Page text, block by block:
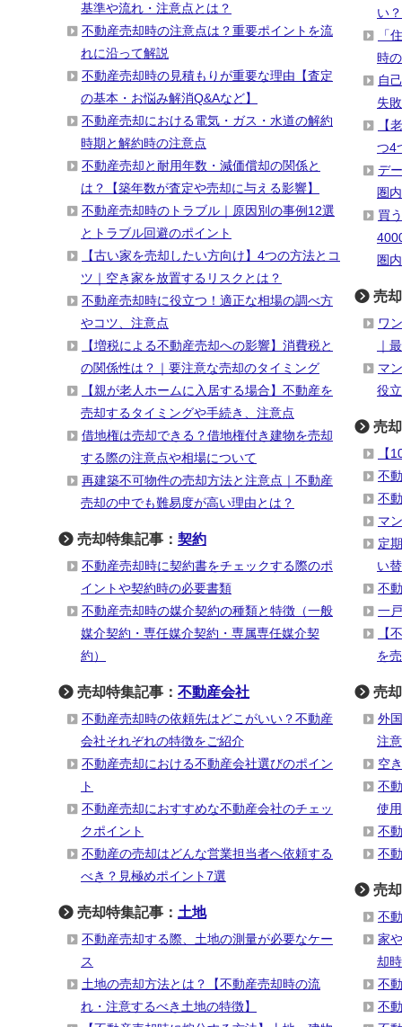
基準や流れ・注意点とは？
不動産売却時の注意点は？重要ポイントを流
れに沿って解説
不動産売却時の見積もりが重要な理由【査定
の基本・お悩み解消Q&Aなど】
不動産売却における電気・ガス・水道の解約
時期と解約時の注意点
不動産売却と耐用年数・減価償却の関係と
は？【築年数が査定や売却に与える影響】
不動産売却時のトラブル｜原因別の事例12選
とトラブル回避のポイント
【古い家を売却したい方向け】4つの方法とコ
ツ｜空き家を放置するリスクとは？
不動産売却時に役立つ！適正な相場の調べ方
やコツ、注意点
【増税による不動産売却への影響】消費税と
の関係性は？｜要注意な売却のタイミング
【親が老人ホームに入居する場合】不動産を
売却するタイミングや手続き、注意点
借地権は売却できる？借地権付き建物を売却
する際の注意点や相場について
再建築不可物件の売却方法と注意点｜不動産
売却の中でも難易度が高い理由とは？
売却特集記事： 契約
不動産売却時に契約書をチェックする際のポ
イントや契約時の必要書類
不動産売却時の媒介契約の種類と特徴（一般
媒介契約・専任媒介契約・専属専任媒介契
約）
売却特集記事： 不動産会社
不動産売却時の依頼先はどこがいい？不動産
会社それぞれの特徴をご紹介
不動産売却における不動産会社選びのポイン
ト
不動産売却におすすめな不動産会社のチェッ
クポイント
不動産の売却はどんな営業担当者へ依頼する
べき？見極めポイント7選
売却特集記事： 土地
不動産売却する際、土地の測量が必要なケー
ス
土地の売却方法とは？【不動産売却時の流
れ・注意するべき土地の特徴】
い？
「
時
自
失
【
つ4
デ
圏
買
圏
売
ワ
｜
マ
役
売
【
不
不
マ
定
い
不
一
【
を
売
外
注
空
不
使
不
不
売
不
家
却
不
不